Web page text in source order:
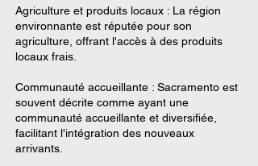
Agriculture et produits locaux : La région
environnante est réputée pour son
agriculture, offrant l'accès à des produits
locaux frais.
Communauté accueillante : Sacramento est
souvent décrite comme ayant une
communauté accueillante et diversifiée,
facilitant l'intégration des nouveaux
arrivants.